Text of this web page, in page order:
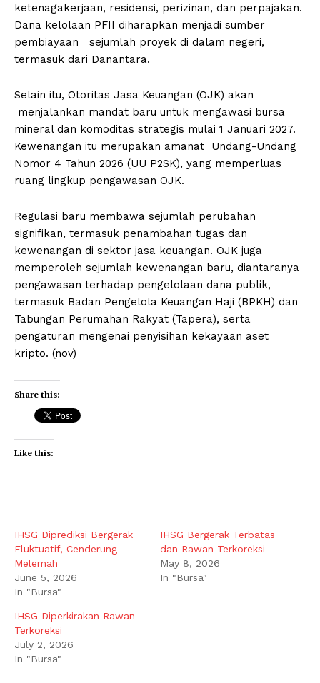
ketenagakerjaan, residensi, perizinan, dan perpajakan.
Dana kelolaan PFII diharapkan menjadi sumber
pembiayaan sejumlah proyek di dalam negeri,
termasuk dari Danantara.
Selain itu, Otoritas Jasa Keuangan (OJK) akan
menjalankan mandat baru untuk mengawasi bursa
mineral dan komoditas strategis mulai 1 Januari 2027.
Kewenangan itu merupakan amanat Undang-Undang
Nomor 4 Tahun 2026 (UU P2SK), yang memperluas
ruang lingkup pengawasan OJK.
Regulasi baru membawa sejumlah perubahan
signifikan, termasuk penambahan tugas dan
kewenangan di sektor jasa keuangan. OJK juga
memperoleh sejumlah kewenangan baru, diantaranya
pengawasan terhadap pengelolaan dana publik,
termasuk Badan Pengelola Keuangan Haji (BPKH) dan
Tabungan Perumahan Rakyat (Tapera), serta
pengaturan mengenai penyisihan kekayaan aset
kripto. (nov)
Share this:
Like this:
IHSG Diprediksi Bergerak
Fluktuatif, Cenderung
Melemah
June 5, 2026
In "Bursa"
IHSG Bergerak Terbatas
dan Rawan Terkoreksi
May 8, 2026
In "Bursa"
IHSG Diperkirakan Rawan
Terkoreksi
July 2, 2026
In "Bursa"